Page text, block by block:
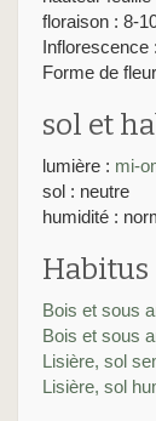
floraison : 8-
Inflorescence
Forme de
sol et
lumière : mi-
sol : neutre
humidité :
Habitus
Bois et sous
Bois et sous
Lisière, sol
Lisière, sol